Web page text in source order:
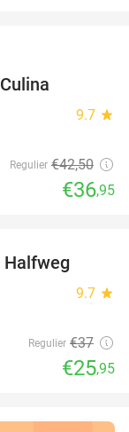
9.7 star
Regulier €42,50
€36,95
Halfweg
9.7 star
Regulier €37
€25,95